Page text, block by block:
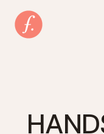
Inhalt
springen